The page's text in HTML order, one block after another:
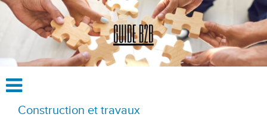
Construction et travaux